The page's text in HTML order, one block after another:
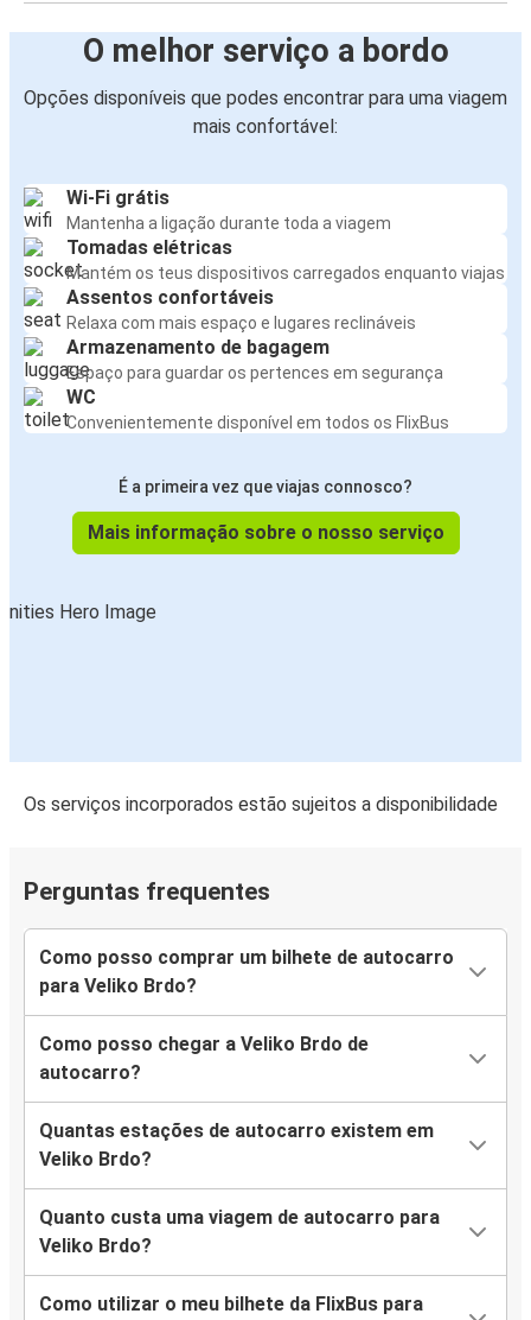
O melhor serviço a bordo
Opções disponíveis que podes encontrar para uma viagem
mais confortável:
Wi-Fi grátis
Mantenha a ligação durante toda a viagem
Tomadas elétricas
Mantém os teus dispositivos carregados enquanto viajas
Assentos confortáveis
Relaxa com mais espaço e lugares reclináveis
Armazenamento de bagagem
Espaço para guardar os pertences em segurança
WC
Convenientemente disponível em todos os FlixBus
É a primeira vez que viajas connosco?
Mais informação sobre o nosso serviço
Os serviços incorporados estão sujeitos a disponibilidade
Perguntas frequentes
Como posso comprar um bilhete de autocarro
para Veliko Brdo?
Como posso chegar a Veliko Brdo de
autocarro?
Quantas estações de autocarro existem em
Veliko Brdo?
Quanto custa uma viagem de autocarro para
Veliko Brdo?
Como utilizar o meu bilhete da FlixBus para